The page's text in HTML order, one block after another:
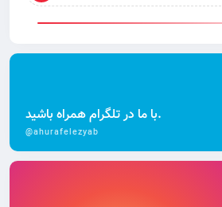
با ما در تلگرام همراه باشید.
@ahurafelezyab